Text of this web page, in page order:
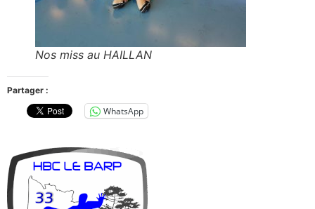
Nos miss au HAILLAN
Partager :
WhatsApp